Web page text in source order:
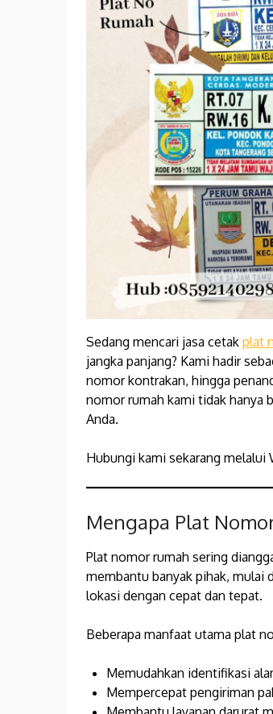
Sedang mencari jasa cetak plat
jangka panjang? Kami hadir
nomor kontrakan, hingga
nomor rumah kami tidak hanya
Anda.
Hubungi kami sekarang melalui
Mengapa Plat
Plat nomor rumah sering
membantu banyak pihak, mulai
lokasi dengan cepat dan tepat.
Beberapa manfaat utama plat
Memudahkan identifikasi
Mempercepat pengiriman